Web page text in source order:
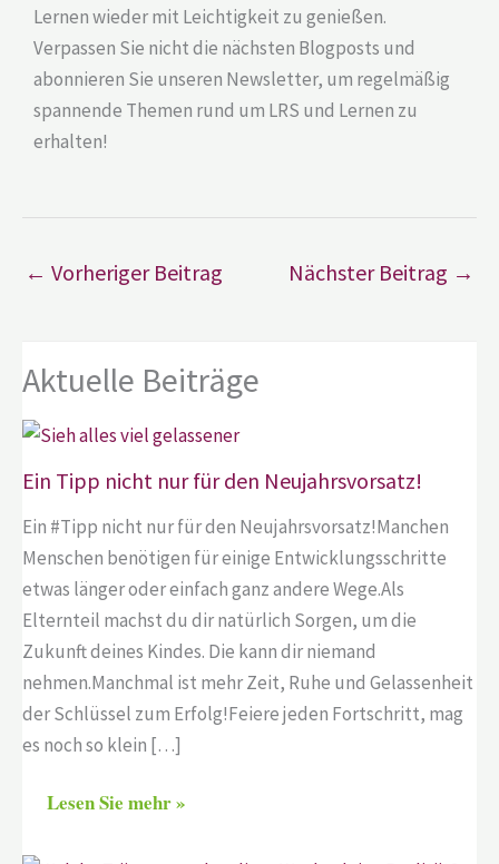
Lernen wieder mit Leichtigkeit zu genießen.
Verpassen Sie nicht die nächsten Blogposts und
abonnieren Sie unseren Newsletter, um regelmäßig
spannende Themen rund um LRS und Lernen zu
erhalten!
← Vorheriger Beitrag Nächster Beitrag →
Aktuelle Beiträge
Ein Tipp nicht nur für den Neujahrsvorsatz!
Ein #Tipp nicht nur für den Neujahrsvorsatz!Manchen
Menschen benötigen für einige Entwicklungsschritte
etwas länger oder einfach ganz andere Wege.Als
Elternteil machst du dir natürlich Sorgen, um die
Zukunft deines Kindes. Die kann dir niemand
nehmen.Manchmal ist mehr Zeit, Ruhe und Gelassenheit
der Schlüssel zum Erfolg!Feiere jeden Fortschritt, mag
es noch so klein […]
Lesen Sie mehr »